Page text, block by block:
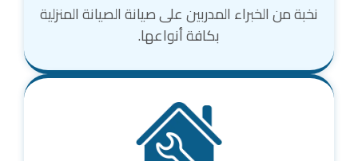
نخبة من الخبراء المدربين على صيانة الصيانة المنزلية
بكافة أنواعها.